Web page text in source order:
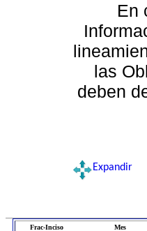
En
las
deben
Expandir
Frac-Inciso Mes